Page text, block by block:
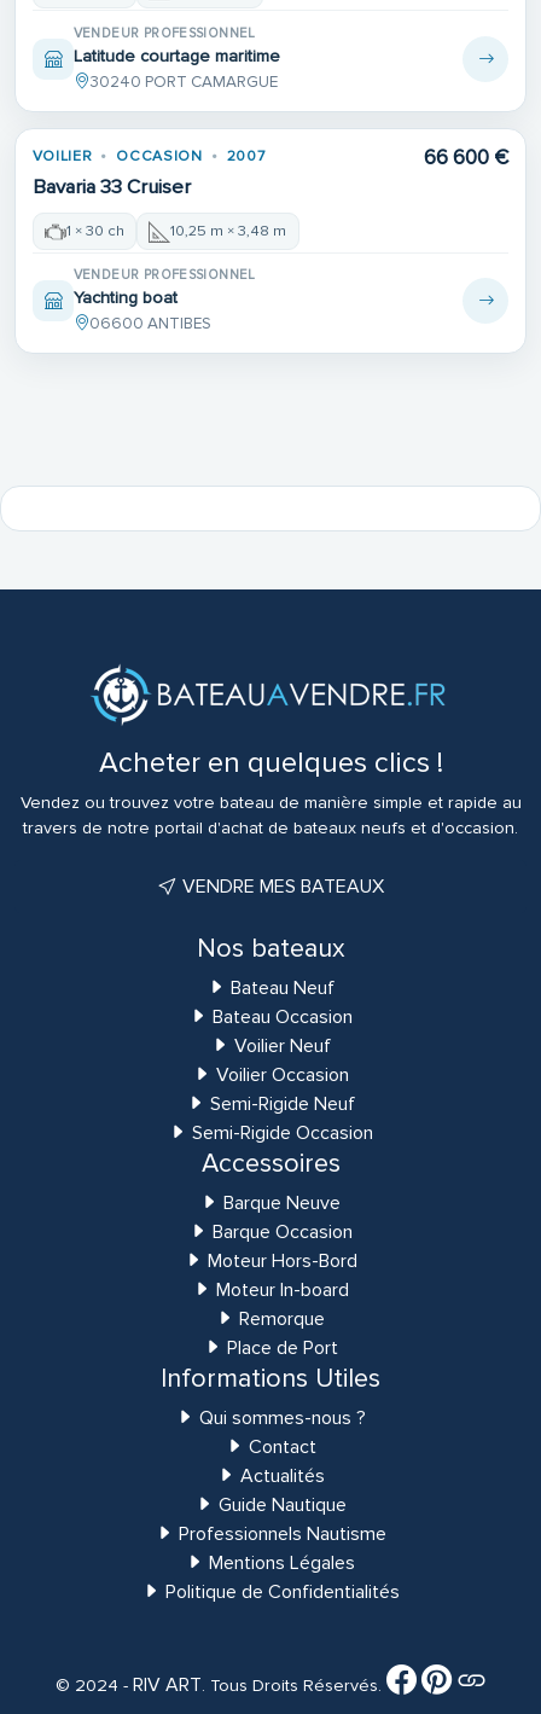
VENDEUR PROFESSIONNEL
Latitude courtage maritime
30240 PORT CAMARGUE
VOILIER OCCASION 2007
Bavaria 33 Cruiser
66 600 €
1 × 30 ch 10,25 m × 3,48 m
VENDEUR PROFESSIONNEL
Yachting boat
06600 ANTIBES
Acheter en quelques clics !
Vendez ou trouvez votre bateau de manière simple et rapide au
travers de notre portail d'achat de bateaux neufs et d'occasion.
VENDRE MES BATEAUX
Nos bateaux
Bateau Neuf
Bateau Occasion
Voilier Neuf
Voilier Occasion
Semi-Rigide Neuf
Semi-Rigide Occasion
Accessoires
Barque Neuve
Barque Occasion
Moteur Hors-Bord
Moteur In-board
Remorque
Place de Port
Informations Utiles
Qui sommes-nous ?
Contact
Actualités
Guide Nautique
Professionnels Nautisme
Mentions Légales
Politique de Confidentialités
© 2024 -RIV ART. Tous Droits Réservés.